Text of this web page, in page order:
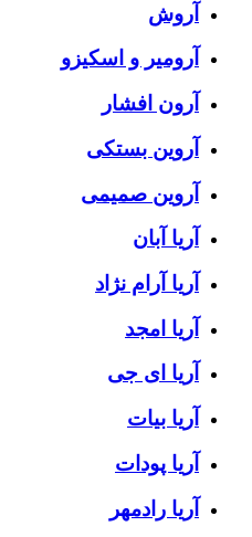
آروش
آرومیر و اسکیزو
آرون افشار
آروین بستکی
آروین صمیمی
آریا آبان
آریا آرام نژاد
آریا امجد
آریا ای جی
آریا بیات
آریا پودات
آریا رادمهر